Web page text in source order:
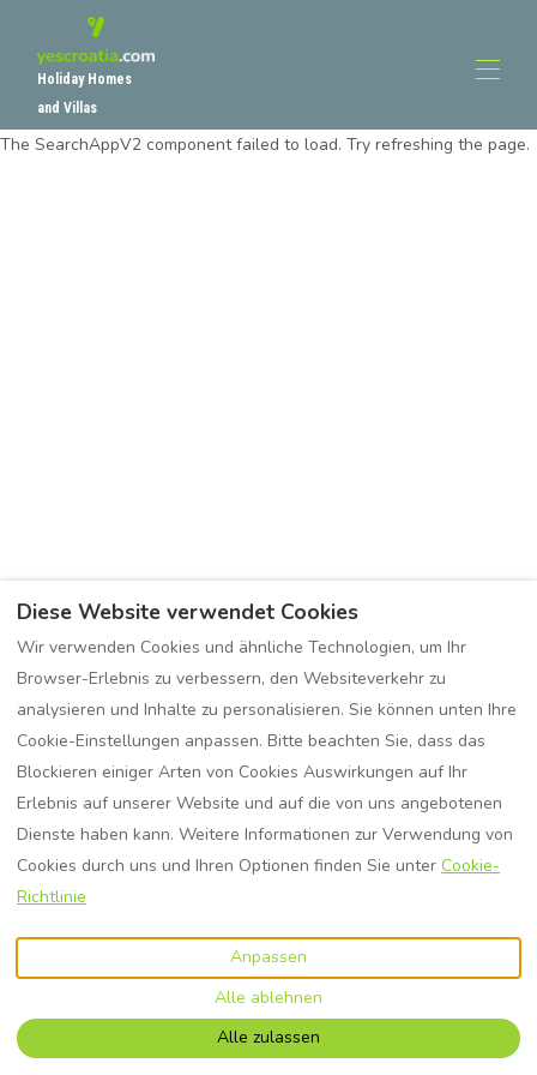
Holiday Homes
and Villas
The SearchAppV2 component failed to load. Try refreshing the page.
Diese Website verwendet Cookies
Wir verwenden Cookies und ähnliche Technologien, um Ihr
Browser-Erlebnis zu verbessern, den Websiteverkehr zu
analysieren und Inhalte zu personalisieren. Sie können unten Ihre
Cookie-Einstellungen anpassen. Bitte beachten Sie, dass das
Blockieren einiger Arten von Cookies Auswirkungen auf Ihr
Erlebnis auf unserer Website und auf die von uns angebotenen
Dienste haben kann. Weitere Informationen zur Verwendung von
Cookies durch uns und Ihren Optionen finden Sie unter Cookie-
Richtlinie
Anpassen
Alle ablehnen
Alle zulassen